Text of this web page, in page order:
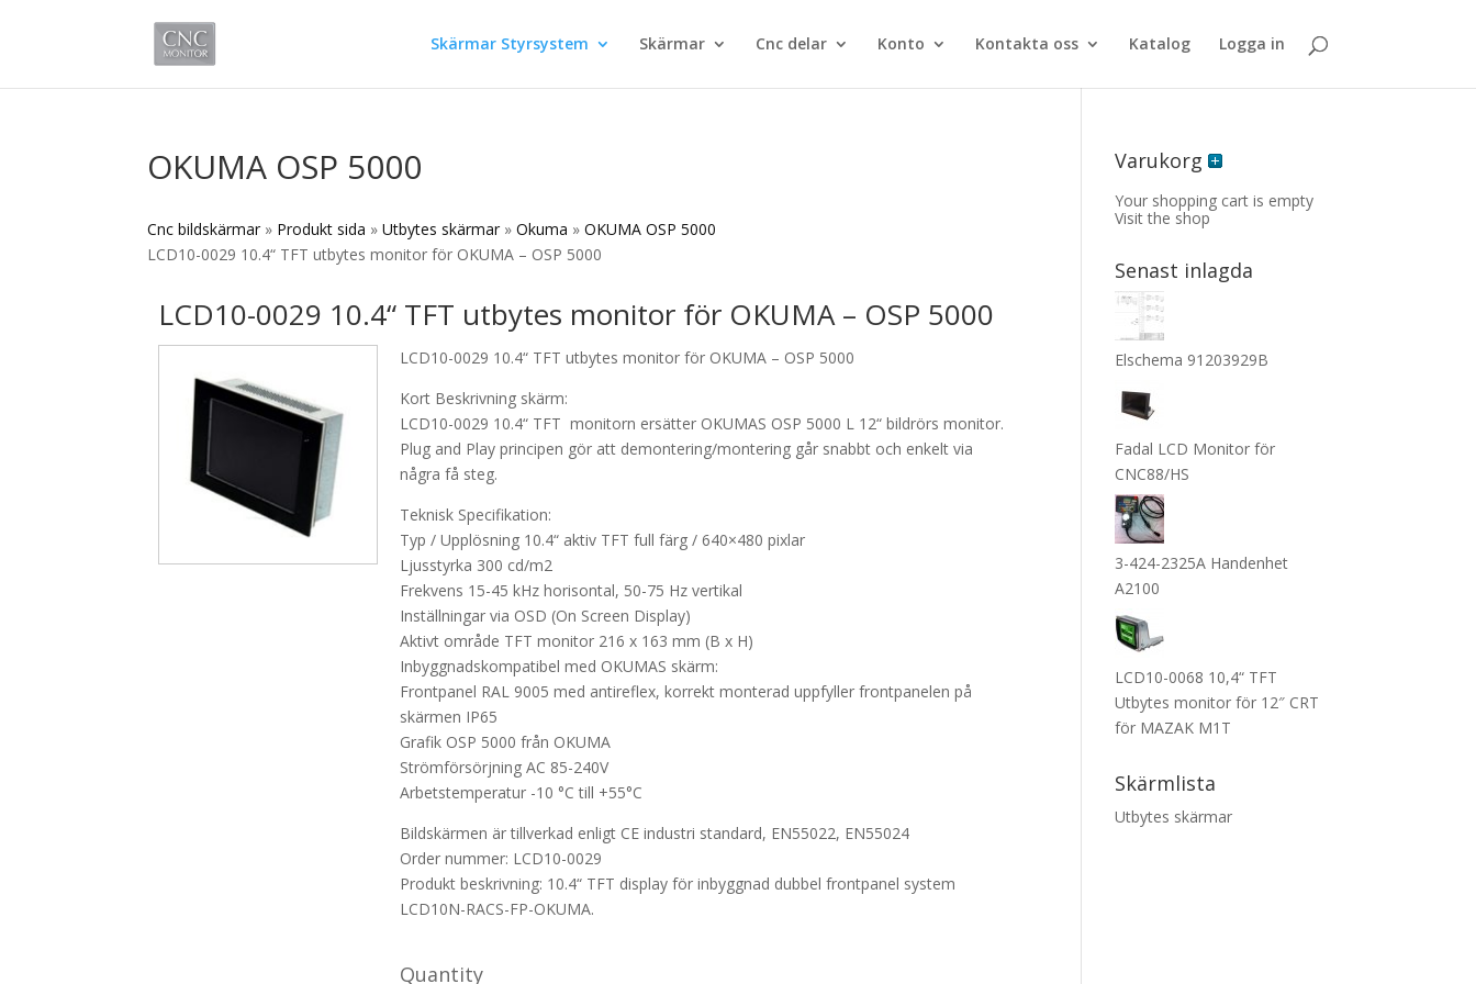
Skärmar Styrsystem Skärmar Cnc delar Konto Kontakta oss Katalog Logga in
OKUMA OSP 5000
Cnc bildskärmar » Produkt sida »Utbytes skärmar »Okuma »OKUMA OSP 5000
LCD10-0029 10.4“ TFT utbytes monitor för OKUMA – OSP 5000
LCD10-0029 10.4“ TFT utbytes monitor för OKUMA – OSP 5000
LCD10-0029 10.4“ TFT utbytes monitor för OKUMA – OSP 5000
Kort Beskrivning skärm:
LCD10-0029 10.4“ TFT monitorn ersätter OKUMAS OSP 5000 L 12“ bildrörs monitor.
Plug and Play principen gör att demontering/montering går snabbt och enkelt via
några få steg.
Teknisk Specifikation:
Typ / Upplösning 10.4“ aktiv TFT full färg / 640×480 pixlar
Ljusstyrka 300 cd/m2
Frekvens 15-45 kHz horisontal, 50-75 Hz vertikal
Inställningar via OSD (On Screen Display)
Aktivt område TFT monitor 216 x 163 mm (B x H)
Inbyggnadskompatibel med OKUMAS skärm:
Frontpanel RAL 9005 med antireflex, korrekt monterad uppfyller frontpanelen på
skärmen IP65
Grafik OSP 5000 från OKUMA
Strömförsörjning AC 85-240V
Arbetstemperatur -10 °C till +55°C
Bildskärmen är tillverkad enligt CE industri standard, EN55022, EN55024
Order nummer: LCD10-0029
Produkt beskrivning: 10.4“ TFT display för inbyggnad dubbel frontpanel system
LCD10N-RACS-FP-OKUMA.
Quantity
Varukorg
Your shopping cart is empty
Visit the shop
Senast inlagda
Elschema 91203929B
Fadal LCD Monitor för
CNC88/HS
3-424-2325A Handenhet
A2100
LCD10-0068 10,4“ TFT
Utbytes monitor för 12″ CRT
för MAZAK M1T
Skärmlista
Utbytes skärmar